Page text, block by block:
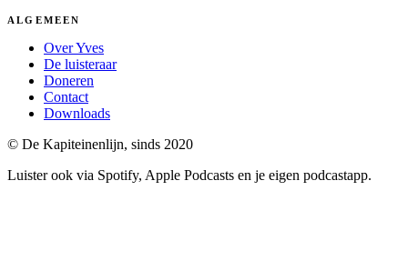
ALGEMEEN
Over Yves
De luisteraar
Doneren
Contact
Downloads
© De Kapiteinenlijn, sinds 2020
Luister ook via Spotify, Apple Podcasts en je eigen podcastapp.